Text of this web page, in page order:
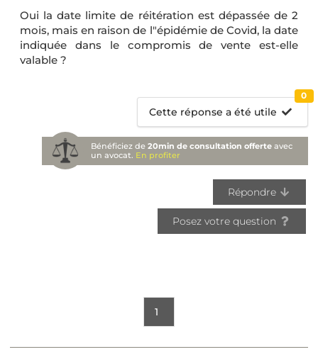
Oui la date limite de réitération est dépassée de 2
mois, mais en raison de l"épidémie de Covid, la date
indiquée dans le compromis de vente est-elle
valable ?
Cette réponse a été utile
0
Bénéficiez de20min de consultation offerte avec
un avocat. En profiter
Répondre
Posez votre question
1